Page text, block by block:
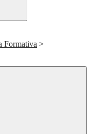
Formativa >